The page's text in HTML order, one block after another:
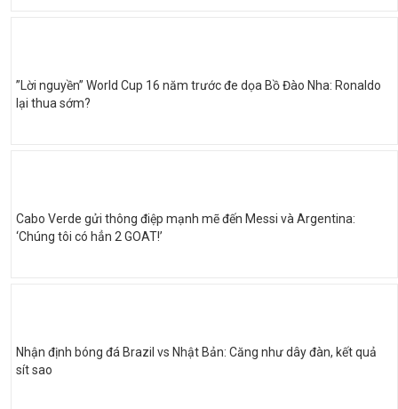
”Lời nguyền” World Cup 16 năm trước đe dọa Bồ Đào Nha: Ronaldo
lại thua sớm?
Cabo Verde gửi thông điệp mạnh mẽ đến Messi và Argentina:
‘Chúng tôi có hẳn 2 GOAT!’
Nhận định bóng đá Brazil vs Nhật Bản: Căng như dây đàn, kết quả
sít sao